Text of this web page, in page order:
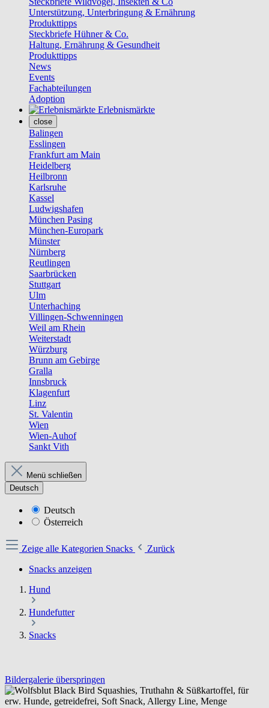
Unterstützung, Unterbringung & Ernährung
Produkttipps
Steckbriefe Hühner & Co.
Haltung, Ernährung & Gesundheit
Produkttipps
News
Events
Fachabteilungen
Adoption
Erlebnismärkte
close
Balingen
Esslingen
Frankfurt am Main
Heidelberg
Heilbronn
Karlsruhe
Kassel
Ludwigshafen
München Pasing
München-Europark
Münster
Nürnberg
Reutlingen
Saarbrücken
Stuttgart
Ulm
Unterhaching
Villingen-Schwenningen
Weil am Rhein
Weiterstadt
Würzburg
Brunn am Gebirge
Gralla
Innsbruck
Klagenfurt
Linz
St. Valentin
Wien
Wien-Auhof
Sankt Vith
Menü schließen
Deutsch
Deutsch
Österreich
Zeige alle Kategorien Snacks
Zurück
Snacks anzeigen
Hund
Hundefutter
Snacks
Bildergalerie überspringen